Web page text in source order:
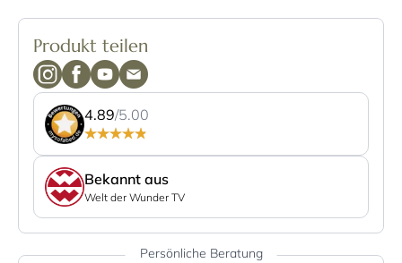
Produkt teilen
4.89/5.00
Bekannt aus
Welt der Wunder TV
Persönliche Beratung